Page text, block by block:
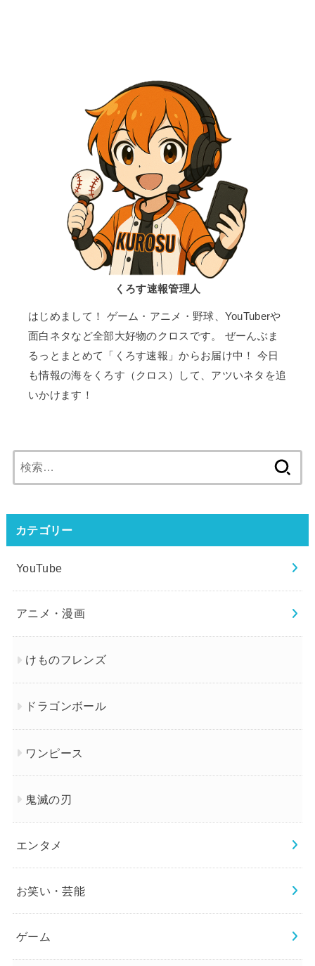
くろす速報管理人
はじめまして！ ゲーム・アニメ・野球、YouTuberや
面白ネタなど全部大好物のクロスです。 ぜーんぶま
るっとまとめて「くろす速報」からお届け中！ 今日
も情報の海をくろす（クロス）して、アツいネタを追
いかけます！
索:
カテゴリー
YouTube
アニメ・漫画
けものフレンズ
ドラゴンボール
ワンピース
鬼滅の刃
エンタメ
お笑い・芸能
ゲーム